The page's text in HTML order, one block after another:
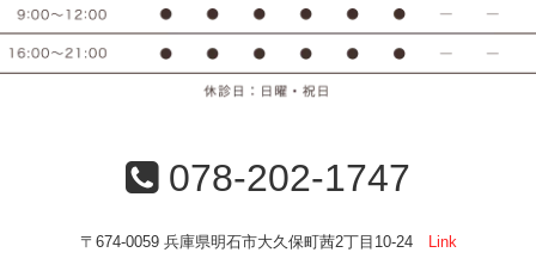
078-202-1747
〒674-0059 兵庫県明石市大久保町茜2丁目10-24 Link